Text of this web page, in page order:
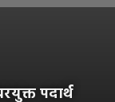
पदार्थ